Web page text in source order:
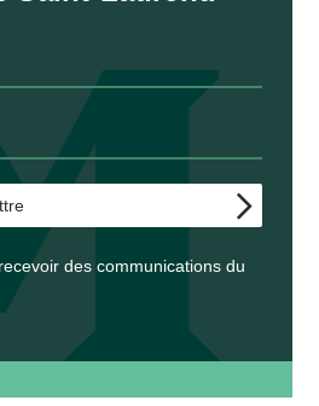
des communications du